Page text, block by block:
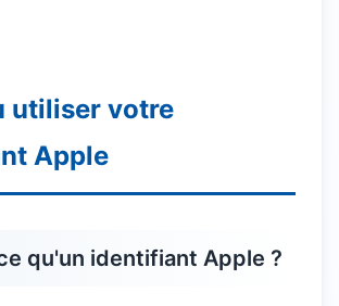
utiliser votre
Apple
qu'un identifiant Apple ?